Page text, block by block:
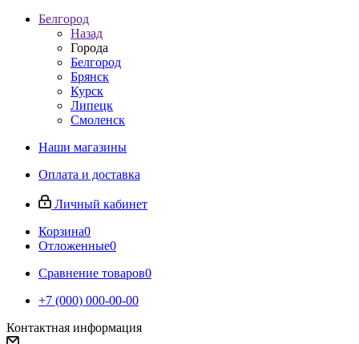
Белгород
Назад
Города
Белгород
Брянск
Курск
Липецк
Смоленск
Наши магазины
Оплата и доставка
Личный кабинет
Корзина0
Отложенные0
Сравнение товаров0
+7 (000) 000-00-00
Контактная информация